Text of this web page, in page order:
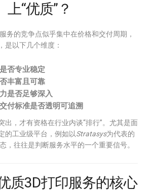
上“优质”？
务的竞争点似乎集中在价格和交付周期，
是以下几个维度：
否专业稳定
丰富且可靠
是否足够深入
付标准是否透明可追溯
出，才有资格在行业内谈“排行”。尤其是面
的工业级平台，例如以Stratasys为代表的
，往往是判断服务水平的一个重要信号。
质3D打印服务的核心